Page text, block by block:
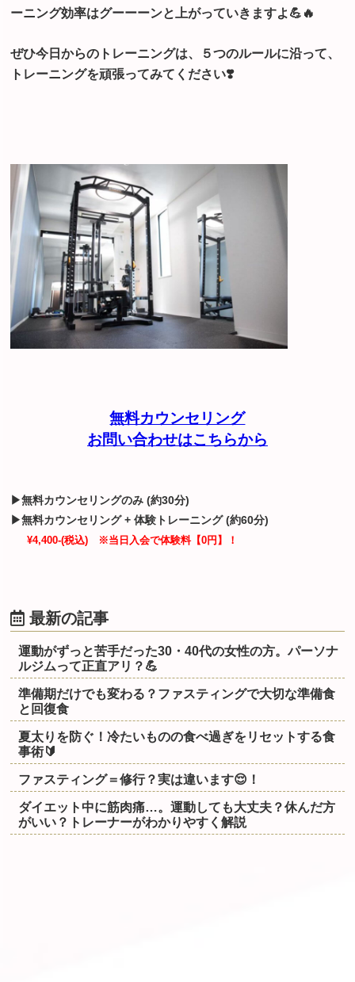
ーニング効率はグーーーンと上がっていきますよ💪🔥
ぜひ今日からのトレーニングは、５つのルールに沿って、
トレーニングを頑張ってみてください❣️
無料カウンセリング
お問い合わせはこちらから
▶無料カウンセリングのみ (約30分)
▶無料カウンセリング + 体験トレーニング (約60分)
¥4,400-(税込) ※当日入会で体験料【0円】！
最新の記事
運動がずっと苦手だった30・40代の女性の方。パーソナ
ルジムって正直アリ？💪
準備期だけでも変わる？ファスティングで大切な準備食
と回復食
夏太りを防ぐ！冷たいものの食べ過ぎをリセットする食
事術🔰
ファスティング＝修行？実は違います😌！
ダイエット中に筋肉痛…。運動しても大丈夫？休んだ方
がいい？トレーナーがわかりやすく解説